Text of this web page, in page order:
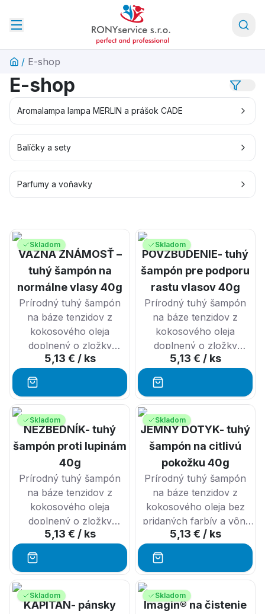
/ E-shop
E-shop
Aromalampa lampa MERLIN a prášok CADE
Balíčky a sety
Parfumy a voňavky
Skladom
VÁŽNA ZNÁMOSŤ –
tuhý šampón na
normálne vlasy 40g
Prírodný tuhý šampón
na báze tenzidov z
kokosového oleja
doplnený o zložky
vhodné pre normálne
Vážna známosť je
prírodný tuhý šampón s
obsahom kukui masla,
levanduľovým
hydrolátom a
neodolateľnou vôňou
levandule a cedrového
dreva.
Šampón je vhodný aj pre
vegánov.
5,13 € / ks
Skladom
POVZBUDENIE- tuhý
šampón pre podporu
rastu vlasov 40g
Prírodný tuhý šampón
na báze tenzidov z
kokosového oleja
doplnený o zložky
vhodné pre podporu
POVZBUDENIE je
prírodný tuhý šampón s
obsahom bio
arganového oleja,
pepermintovým
hydrolátom a vôňou
pomaranča s
pepermintom. Šampón je
obohatený o kofeín,
ktorý podporuje rast
vlasov.
Šampón je vhodný aj pre
vegánov.
5,13 € / ks
Skladom
NEZBEDNÍK- tuhý
šampón proti lupinám
40g
Prírodný tuhý šampón
na báze tenzidov z
kokosového oleja
doplnený o zložky
vhodné proti lupinám
NEZBEDNÍK je prírodný
tuhý šampón s obsahom
konopného oleja,
hydrolátom čajovníka a
5,13 € / ks
Skladom
JEMNÝ DOTYK- tuhý
šampón na citlivú
pokožku 40g
Prírodný tuhý šampón
na báze tenzidov z
kokosového oleja bez
pridaných farbív a vôní
vhodný pre citlivú
JEMNÝ DOTYK je
prírodný tuhý šampón s
obsahom panenského
5,13 € / ks
Skladom
KAPITÁN- pánsky
Skladom
Imagin® na čistenie